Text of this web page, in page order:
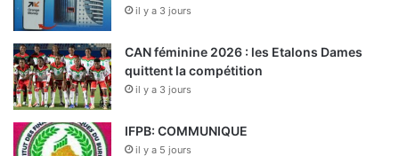
il y a 3 jours
CAN féminine 2026 : les Etalons Dames
quittent la compétition
il y a 3 jours
IFPB: COMMUNIQUE
il y a 5 jours